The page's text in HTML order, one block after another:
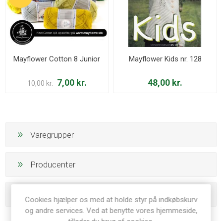
Mayflower Cotton 8 Junior
10,00 kr. 7,00 kr.
Mayflower Kids nr. 128
48,00 kr.
Varegrupper
Producenter
Cookies hjælper os med at holde styr på indkøbskurv
og andre services. Ved at benytte vores hjemmeside,